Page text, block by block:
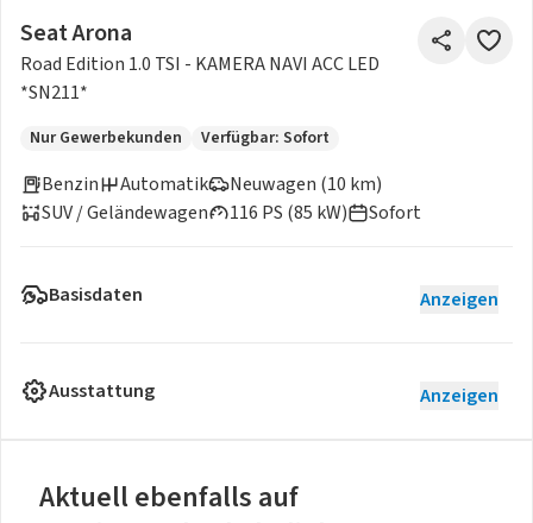
Seat Arona
Road Edition 1.0 TSI - KAMERA NAVI ACC LED
*SN211*
Nur Gewerbekunden Verfügbar: Sofort
Benzin
Neuwagen (10 km)
116 PS (85 kW)
Automatik
SUV / Geländewagen
Sofort
Basisdaten Anzeigen
Ausstattung Anzeigen
Aktuell ebenfalls auf